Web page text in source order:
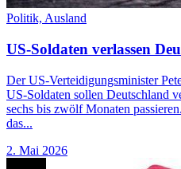
Politik, Ausland
US-Soldaten verlassen
Der US-Verteidigungsminister
US-Soldaten sollen Deutschland
sechs bis zwölf Monaten
das...
2. Mai 2026